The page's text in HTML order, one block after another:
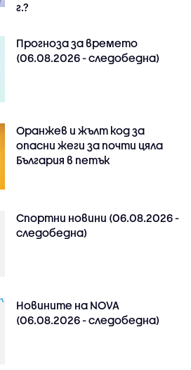
г.?
Прогноза за времето
(06.08.2026 - следобедна)
Оранжев и жълт код за
опасни жеги за почти цяла
България в петък
Спортни новини (06.08.2026 -
следобедна)
Новините на NOVA
(06.08.2026 - следобедна)